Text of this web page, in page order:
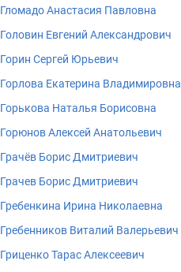
Гломадо Анастасия Павловна
Головин Евгений Александрович
Горин Сергей Юрьевич
Горлова Екатерина Владимировна
Горькова Наталья Борисовна
Горюнов Алексей Анатольевич
Грачёв Борис Дмитриевич
Грачев Борис Дмитриевич
Гребенкина Ирина Николаевна
Гребенников Виталий Валерьевич
Гриценко Тарас Алексеевич